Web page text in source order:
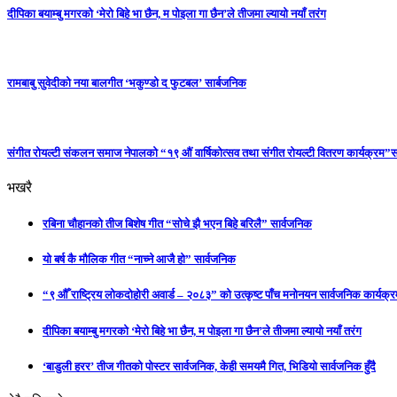
दीपिका बयाम्बु मगरको ‘मेरो बिहे भा छैन, म पोइला गा छैन’ले तीजमा ल्यायो नयाँ तरंग
रामबाबु सुवेदीको नया बालगीत ‘भकुण्डो द फुटबल’ सार्बजनिक
संगीत रोयल्टी संकलन समाज नेपालको “१९ औं वार्षिकोत्सव तथा संगीत रोयल्टी वितरण
भखरै
रबिना चौहानको तीज बिशेष गीत “सोचे झै भएन बिहे बरिलै” सार्वजनिक
यो बर्ष कै मौलिक गीत “नाच्ने आजै हो” सार्वजनिक
“९ औँ राष्ट्रिय लोकदोहोरी अवार्ड – २०८३” को उत्कृष्ट पाँच मनोनयन सार्वजनिक
दीपिका बयाम्बु मगरको ‘मेरो बिहे भा छैन, म पोइला गा छैन’ले तीजमा ल्यायो नयाँ तरंग
‘बाडुली हरर’ तीज गीतको पोस्टर सार्वजनिक, केही समयमै गित, भिडियो सार्वजनिक हुँदै